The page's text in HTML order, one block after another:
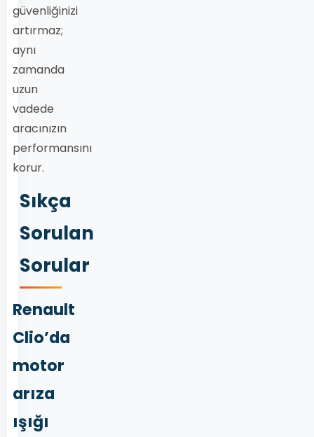
güvenliğinizi
artırmaz;
aynı
zamanda
uzun
vadede
aracınızın
performansını
korur.
Sıkça
Sorulan
Sorular
Renault
Clio’da
motor
arıza
ışığı